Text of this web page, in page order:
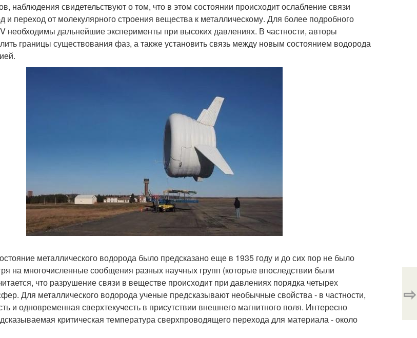
наблюдения свидетельствуют о том, что в этом состоянии происходит ослабление связи
и переход от молекулярного строения вещества к металлическому. Для более подробного
необходимы дальнейшие эксперименты при высоких давлениях. В частности, авторы
границы существования фаз, а также установить связь между новым состоянием водорода
металлического водорода было предсказано еще в 1935 году и до сих пор не было
на многочисленные сообщения разных научных групп (которые впоследствии были
что разрушение связи в веществе происходит при давлениях порядка четырех
Для металлического водорода ученые предсказывают необычные свойства - в частности,
и одновременная сверхтекучесть в присутствии внешнего магнитного поля. Интересно
критическая температура сверхпроводящего перехода для материала - около
⇨